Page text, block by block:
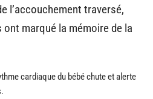
l’accouchement traversé,
marqué la mémoire de la
cardiaque du bébé chute et alerte